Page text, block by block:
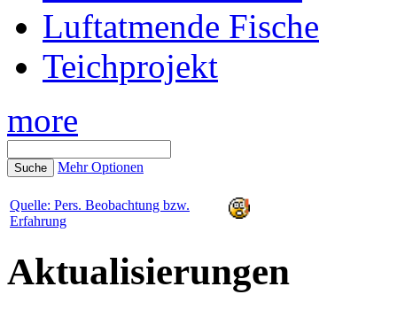
Luftatmende Fische
Teichprojekt
more
Mehr Optionen
Quelle: Pers. Beobachtung bzw.
Erfahrung
Aktualisierungen